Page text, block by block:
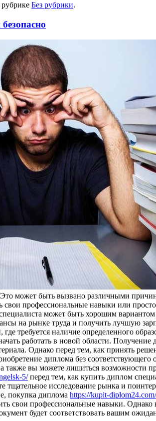
рубрике Без рубрики.
может быть вызвано различными
профессиональные навыки или
может быть хорошим
на рынке труда и получить лучшую
требуется наличие определенного
работать в новой области.
Однако перед тем, как принять
диплома без
а также вы можете лишиться
5/перед тем, как купить диплом
исследование рынка и
покупка диплома https://kupit-
свои профессиональные навыки.
будет соответствовать вашим